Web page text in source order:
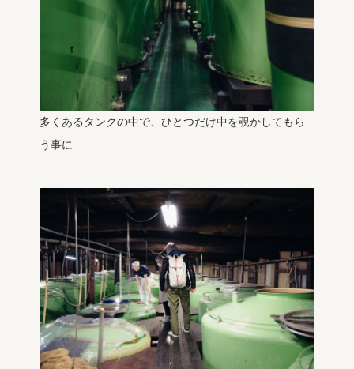
多くあるタンクの中で、ひとつだけ中を覗かしてもら
う事に